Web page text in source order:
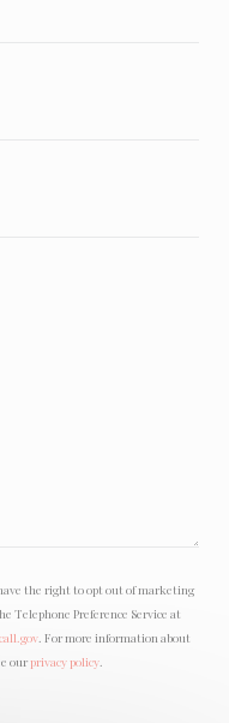
the right to opt out of marketing
Telephone Preference Service at
. For more information about
ourprivacy policy